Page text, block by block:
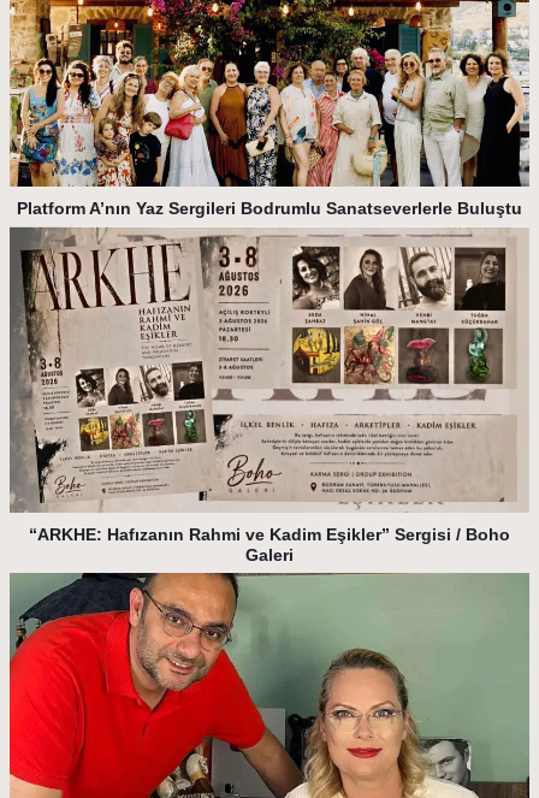
Platform A’nın Yaz Sergileri Bodrumlu Sanatseverlerle Buluştu
“ARKHE: Hafızanın Rahmi ve Kadim Eşikler” Sergisi / Boho
Galeri